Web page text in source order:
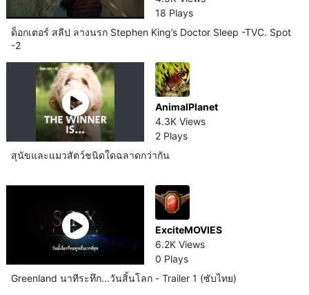
18 Plays
ด็อกเตอร์ สลีป ลางนรก Stephen King’s Doctor Sleep -TVC. Spot
-2
AnimalPlanet
4.3K Views
2 Plays
สุนัข​และแมวสัตว์​ชนิดใดฉลาดกว่ากัน
ExciteMOVIES
6.2K Views
0 Plays
Greenland นาทีระทึก...วันสิ้นโลก - Trailer 1 (ซับไทย)